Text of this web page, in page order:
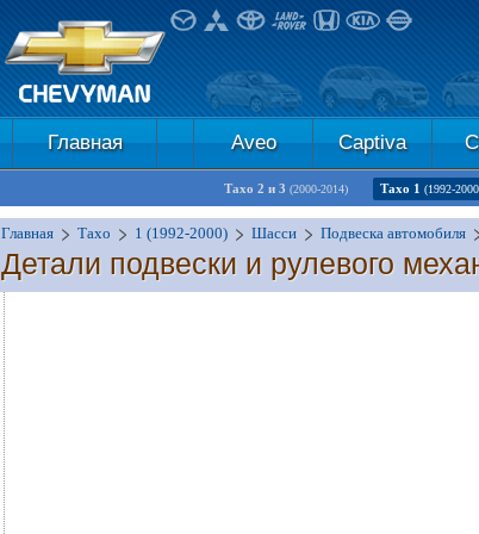
Главная Aveo Captiva
Тахо 2 и 3 (2000-2014) Тахо 1 (1992-
Главная Тахо 1 (1992-2000) Шасси Подвеска автомобиля
Детали подвески и рулевого